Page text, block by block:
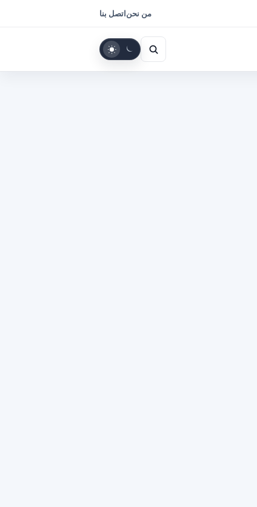
من نحناتصل بنا